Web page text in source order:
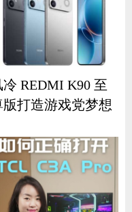
冷 REDMI K90 至
版打造游戏党梦想